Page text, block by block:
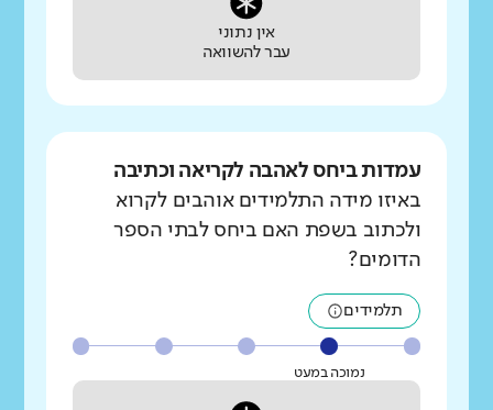
אין נתוני
עבר להשוואה
עמדות ביחס לאהבה לקריאה וכתיבה
באיזו מידה התלמידים אוהבים לקרוא
ולכתוב בשפת האם ביחס לבתי הספר
הדומים?
תלמידים
נמוכה במעט